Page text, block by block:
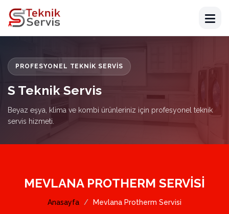
PROFESYONEL TEKNIK SERVIS
S Teknik Servis
Beyaz eşya, klima ve kombi ürünleriniz için profesyonel teknik
servis hizmeti.
MEVLANA PROTHERM SERVISI
Anasayfa Mevlana Protherm Servisi